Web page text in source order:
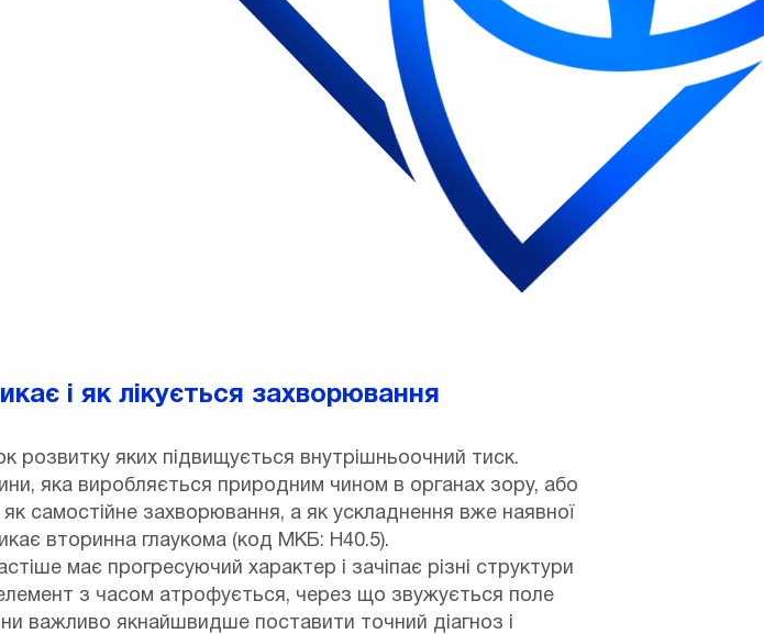
і як лікується захворювання
розвитку яких підвищується внутрішньоочний тиск.
яка виробляється природним чином в органах зору, або
самостійне захворювання, а як ускладнення вже наявної
вторинна глаукома (код МКБ: H40.5).
має прогресуючий характер і зачіпає різні структури
з часом атрофується, через що звужується поле
важливо якнайшвидше поставити точний діагноз і